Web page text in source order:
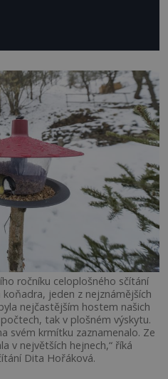
ročníku celoplošného sčítání
jeden z nejznámějších
nejčastějším hostem našich
tak v plošném výskytu.
svém krmítku zaznamenalo. Ze
v největších hejnech,“ říká
Dita Hořáková.